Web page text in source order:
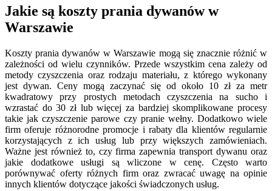
Jakie są koszty prania dywanów w
Warszawie
Koszty prania dywanów w Warszawie mogą się znacznie różnić w
zależności od wielu czynników. Przede wszystkim cena zależy od
metody czyszczenia oraz rodzaju materiału, z którego wykonany
jest dywan. Ceny mogą zaczynać się od około 10 zł za metr
kwadratowy przy prostych metodach czyszczenia na sucho i
wzrastać do 30 zł lub więcej za bardziej skomplikowane procesy
takie jak czyszczenie parowe czy pranie wełny. Dodatkowo wiele
firm oferuje różnorodne promocje i rabaty dla klientów regularnie
korzystających z ich usług lub przy większych zamówieniach.
Ważne jest również to, czy firma zapewnia transport dywanu oraz
jakie dodatkowe usługi są wliczone w cenę. Często warto
porównywać oferty różnych firm oraz zwracać uwagę na opinie
innych klientów dotyczące jakości świadczonych usług.